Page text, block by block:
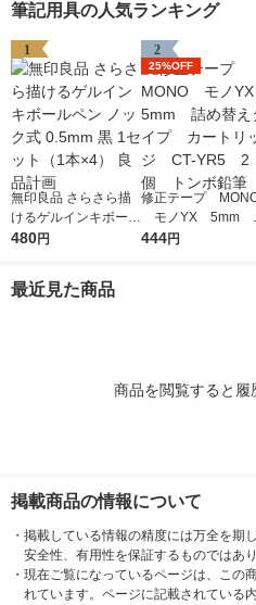
筆記用具の人気ランキング
1
無印良品 さらさら描
けるゲルインキボール
ペン ノック式 0.5mm
480円
2
25%OFF
修正テープ
モノYX 5mm
め替えタイプ カー
444円
最近見た商品
商品を閲覧すると履
掲載商品の情報について
・ 掲載している情報の精度には万全を期
安全性、有用性を保証するものではあり
・ 現在ご覧になっているページは、この
れています。ページに記載されている